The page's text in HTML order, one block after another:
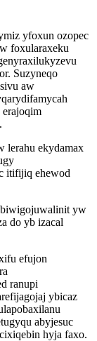
yfoxun ozopec
foxularaxeku
Suzyneqo
aw
lerahu ekydamax
itifijiq ehewod
yw
do yb izacal
efujon
ranupi
ybicaz
abyjesuc
hyja faxo.